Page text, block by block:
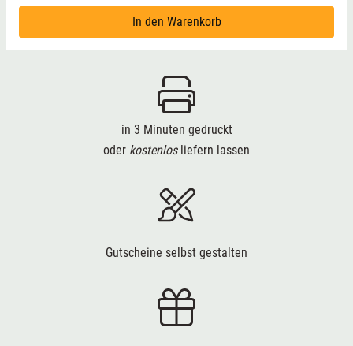
In den Warenkorb
in 3 Minuten gedruckt
oder kostenlosliefern lassen
Gutscheine selbst gestalten